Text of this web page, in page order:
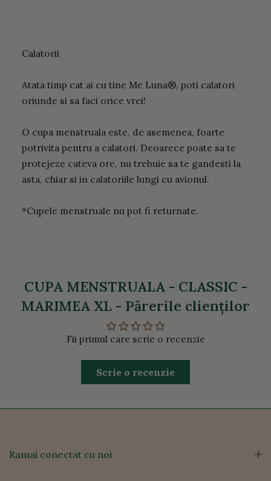
Calatorii
Atata timp cat ai cu tine Me Luna®, poti calatori
oriunde si sa faci orice vrei!
O cupa menstruala este, de asemenea, foarte
potrivita pentru a calatori. Deoarece poate sa te
protejeze cateva ore, nu trebuie sa te gandesti la
asta, chiar si in calatoriile lungi cu avionul.
*Cupele menstruale nu pot fi returnate.
CUPA MENSTRUALA - CLASSIC -
MARIMEA XL - Părerile clienţilor
Fii primul care scrie o recenzie
Scrie o recenzie
Ramai conectat cu noi